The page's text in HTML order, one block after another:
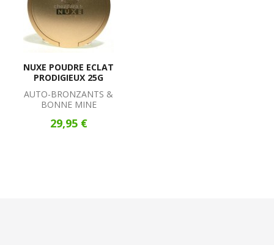
NUXE POUDRE ECLAT
PRODIGIEUX 25G
AUTO-BRONZANTS &
BONNE MINE
29,95 €